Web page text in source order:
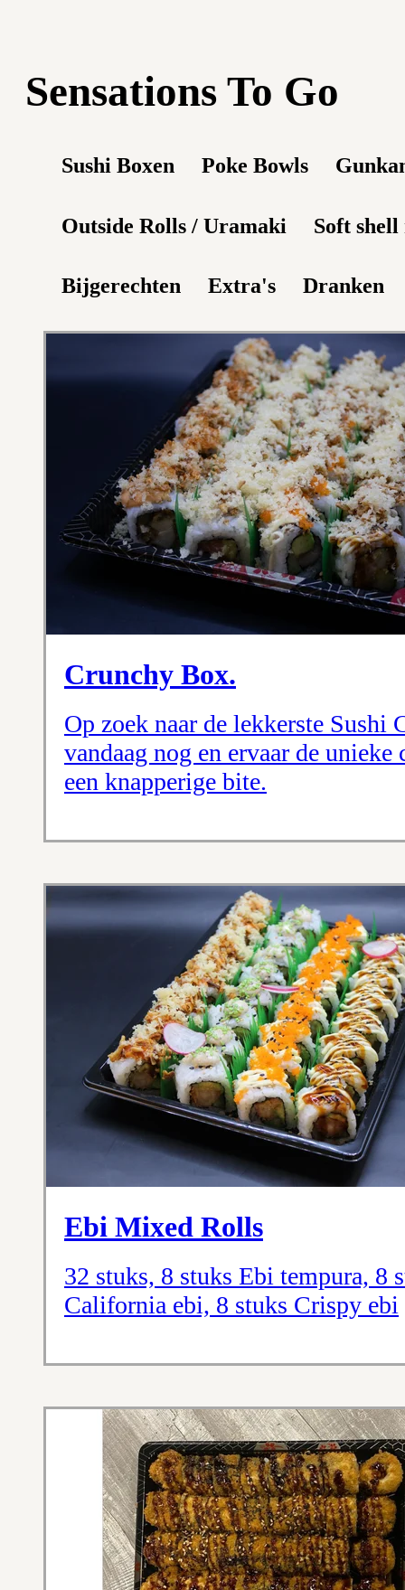
Sensations To Go
Sushi Boxen Poke Bowls
Outside Rolls / Uramaki Soft
Bijgerechten Extra's Dranken
Crunchy Box.
Op zoek naar de lekkerste Sushi
vandaag nog en ervaar de
een knapperige bite.
Ebi Mixed Rolls
32 stuks, 8 stuks Ebi tempura, 8
California ebi, 8 stuks Crispy ebi